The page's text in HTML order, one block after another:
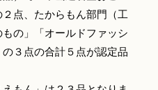
点、たからもん部門（工
の」「オールドファッシ
３点の合計５点が認定品